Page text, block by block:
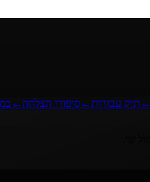
← תיק עבודות←סיפורי הצלחה←